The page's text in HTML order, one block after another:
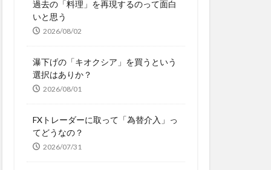
過去の「料理」を再現するのって面白
いと思う
2026/08/02
瀑下げの「キオクシア」を買うという
選択はありか？
2026/08/01
FXトレーダーに取って「為替介入」っ
てどうなの？
2026/07/31